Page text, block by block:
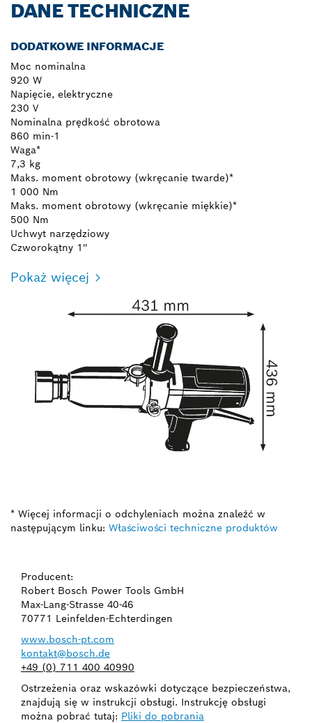
DANE TECHNICZNE
DODATKOWE INFORMACJE
Moc nominalna
920 W
Napięcie, elektryczne
230 V
Nominalna prędkość obrotowa
860 min-1
Waga*
7,3 kg
Maks. moment obrotowy (wkręcanie twarde)*
1 000 Nm
Maks. moment obrotowy (wkręcanie miękkie)*
500 Nm
Uchwyt narzędziowy
Czworokątny 1''
Pokaż więcej
* Więcej informacji o odchyleniach można znaleźć w
następującym linku: Właściwości techniczne produktów
Producent:
Robert Bosch Power Tools GmbH
Max-Lang-Strasse 40-46
70771 Leinfelden-Echterdingen
www.bosch-pt.com
kontakt@bosch.de
+49 (0) 711 400 40990
Ostrzeżenia oraz wskazówki dotyczące bezpieczeństwa,
znajdują się w instrukcji obsługi. Instrukcję obsługi
można pobrać tutaj: Pliki do pobrania